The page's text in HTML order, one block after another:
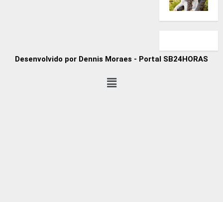
Desenvolvido por Dennis Moraes - Portal SB24HORAS